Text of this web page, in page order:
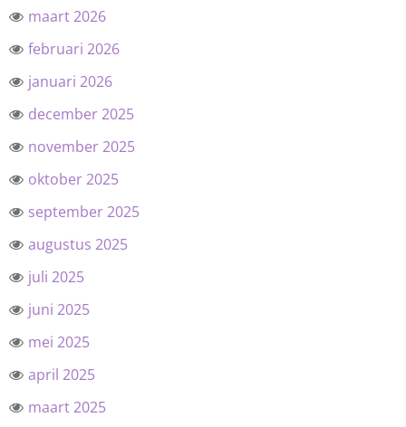
maart 2026
februari 2026
januari 2026
december 2025
november 2025
oktober 2025
september 2025
augustus 2025
juli 2025
juni 2025
mei 2025
april 2025
maart 2025